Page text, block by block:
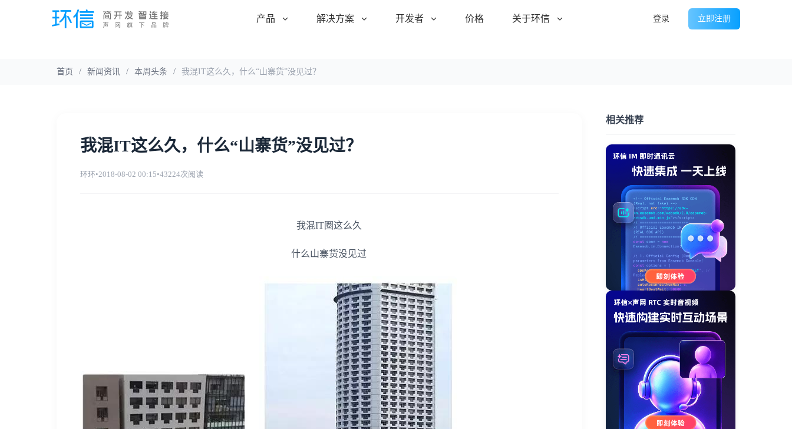
产品 解决方案 开发者 价格 关于环信 登录 立即注册
首页 / 新闻资讯 / 本周头条 / 我混IT这么久，什么“山寨货”没见过？
我混IT这么久，什么“山寨货”没见过？
环环•2018-08-02 00:15•43224次阅读
我混IT圈这么久
什么山寨货没见过
相关推荐